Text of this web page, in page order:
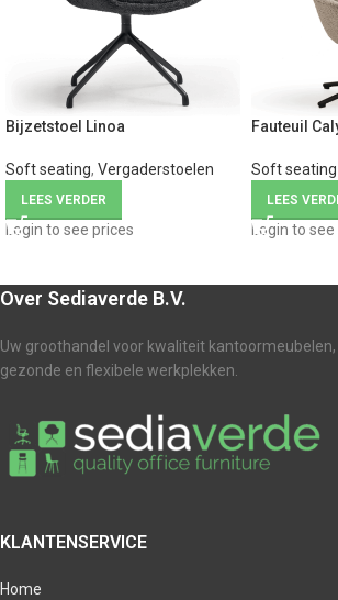
Bijzetstoel Linoa
Soft seating, Vergaderstoelen
LEES VERDER
Login to see prices
Fauteuil
Soft seating
LEES
Login to see
Over Sediaverde B.V.
Uw groothandel voor kwaliteit
gezonde en flexibele werkplekken.
KLANTENSERVICE
Home